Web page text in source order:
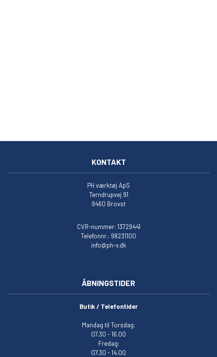
KONTAKT
PH værktøj ApS
Terndrupvej 91
9460 Brovst
CVR-nummer: 13729441
Telefonnr.: 98231100
info@ph-v.dk
ÅBNINGSTIDER
Butik / Telefontider
Mandag til Torsdag:
07.30 - 16.00
Fredag:
07.30 - 14.00